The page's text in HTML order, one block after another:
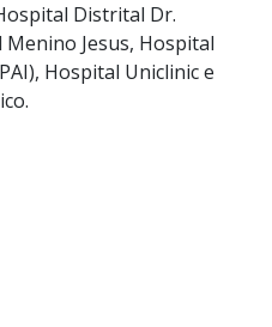
Distrital Dr.
Jesus, Hospital
Hospital Uniclinic e